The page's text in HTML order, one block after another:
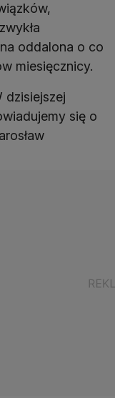
oddalona o co
miesięcznicy.
dzisiejszej
się o